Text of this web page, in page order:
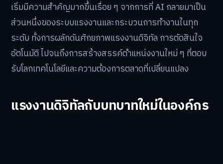
เริ่มมีความสำคัญมากขึ้นเรื่อย ๆ จากการที่ AI กลายมาเป็น
ส่วนหนึ่งของระบบแรงงานและกระบวนการทำงานในทุก
ระดับ ทั้งการผลักดันศักยภาพแรงงานดิจิทัล การตัดสินใจ
อัตโนมัติ ไปจนถึงการสร้างสรรค์ตำแหน่งงานใหม่ ๆ ที่ตอบ
รับโลกเทคโนโลยีและความต้องการตลาดที่เปลี่ยนแปลง
แรงงานดิจิทัลกับบทบาทใหม่ในองค์กร